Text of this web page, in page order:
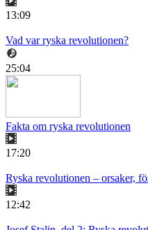
13:09
Vad var ryska revolutionen?
25:04
Fakta om ryska revolutionen
17:20
Ryska revolutionen – orsaker,
12:42